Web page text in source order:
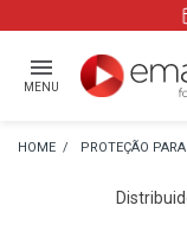
MENU
PROTEÇÃO